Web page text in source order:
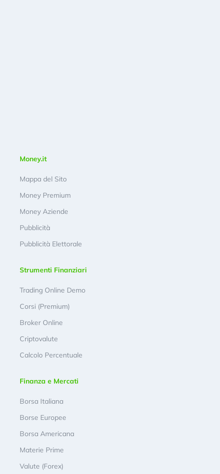
Money.it
Mappa del Sito
Money Premium
Money Aziende
Pubblicità
Pubblicità Elettorale
Strumenti Finanziari
Trading Online Demo
Corsi (Premium)
Broker Online
Criptovalute
Calcolo Percentuale
Finanza e Mercati
Borsa Italiana
Borse Europee
Borsa Americana
Materie Prime
Valute (Forex)